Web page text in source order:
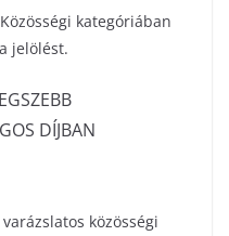
kategóriában
jelölést.
DÍJBAN
közösségi